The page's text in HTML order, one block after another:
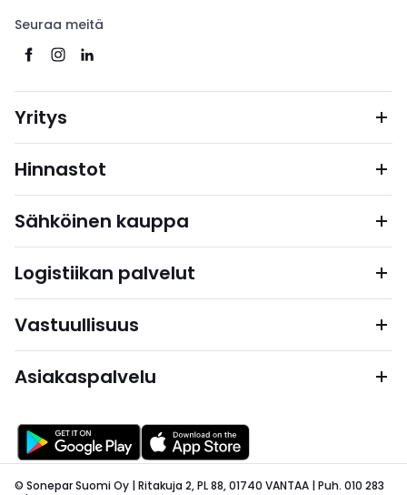
Seuraa meitä
Yritys
Hinnastot
Sähköinen kauppa
Logistiikan palvelut
Vastuullisuus
Asiakaspalvelu
© Sonepar Suomi Oy | Ritakuja 2, PL 88, 01740 VANTAA | Puh. 010 283